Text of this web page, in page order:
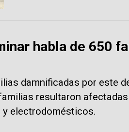
habla de 650
damnificadas por este
resultaron
y electrodomésticos.